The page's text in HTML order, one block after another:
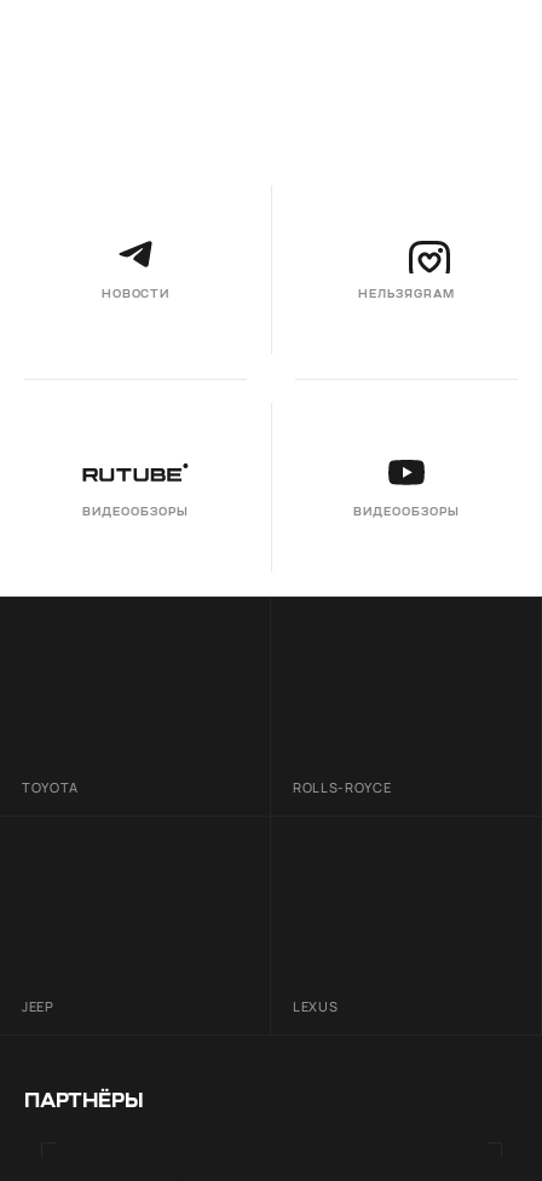
НОВОСТИ НЕЛЬЗЯGRAM
ВИДЕООБЗОРЫ ВИДЕООБЗОРЫ
TOYOTA ROLLS-ROYCE
JEEP LEXUS
ПАРТНЁРЫ